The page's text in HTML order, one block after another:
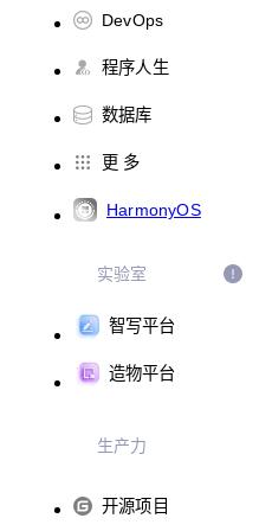
DevOps
程序人生
数据库
更 多
HarmonyOS
实验室
智写平台
造物平台
生产力
开源项目